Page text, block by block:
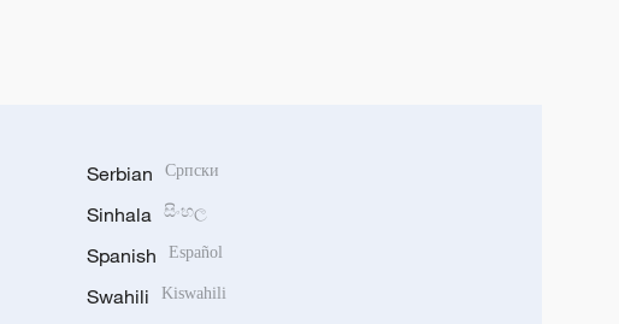
Serbian Српски
Sinhala සිංහල
Spanish Español
Swahili Kiswahili